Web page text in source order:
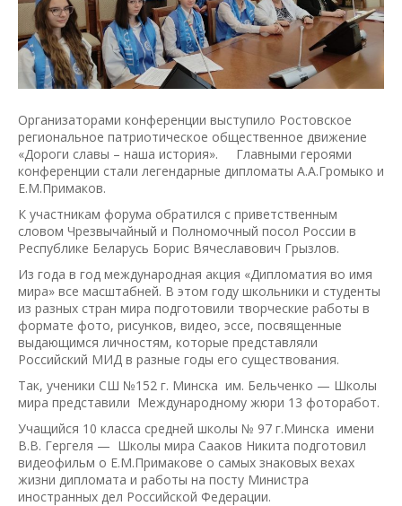
Организаторами конференции выступило Ростовское
региональное патриотическое общественное движение
«Дороги славы – наша история». Главными героями
конференции стали легендарные дипломаты А.А.Громыко и
Е.М.Примаков.
К участникам форума обратился с приветственным
словом Чрезвычайный и Полномочный посол России в
Республике Беларусь Борис Вячеславович Грызлов.
Из года в год международная акция «Дипломатия во имя
мира» все масштабней. В этом году школьники и студенты
из разных стран мира подготовили творческие работы в
формате фото, рисунков, видео, эссе, посвященные
выдающимся личностям, которые представляли
Российский МИД в разные годы его существования.
Так, ученики СШ №152 г. Минска им. Бельченко — Школы
мира представили Международному жюри 13 фоторабот.
Учащийся 10 класса средней школы № 97 г.Минска имени
В.В. Гергеля — Школы мира Сааков Никита подготовил
видеофильм о Е.М.Примакове о самых знаковых вехах
жизни дипломата и работы на посту Министра
иностранных дел Российской Федерации.